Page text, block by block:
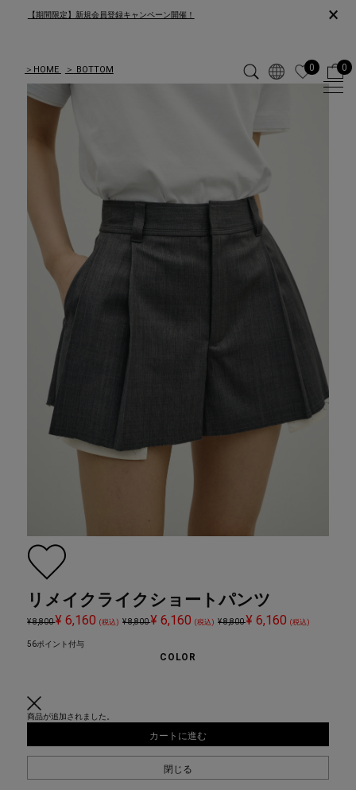
【期間限定】新規会員登録キャンペーン開催！ ×
＞ HOME ＞ BOTTOM 0 0
リメイクライクショートパンツ
¥ 8,800¥ 6,160(税込) ¥ 8,800¥ 6,160(税込) ¥ 8,800¥ 6,160 (税込)
56ポイント付与
COLOR
商品が追加されました。
カートに進む
閉じる